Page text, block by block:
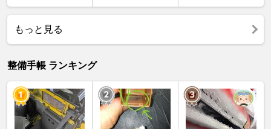
もっと見る
整備手帳 ランキング